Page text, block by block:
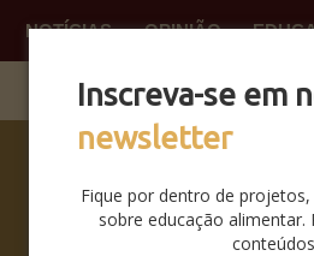
Inscreva-se em
newsletter
Fique por dentro de
sobre educação alimentar.
NOTÍCIAS OPINIÃO
SABERES
DA BOCA
PRA BOCA: